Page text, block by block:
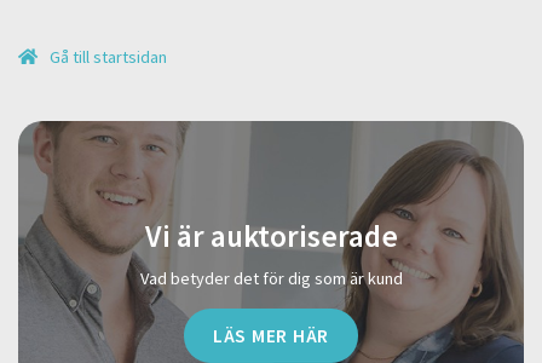
Gå till startsidan
Vi är auktoriserade
Vad betyder det för dig som är kund
LÄS MER HÄR